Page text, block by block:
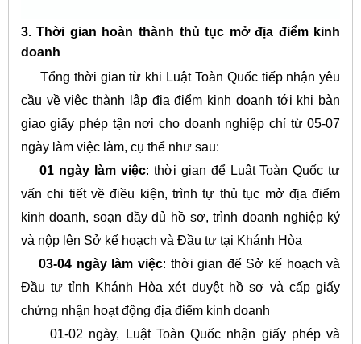
3. Thời gian hoàn thành thủ tục mở địa điểm kinh
doanh
Tổng thời gian từ khi Luật Toàn Quốc tiếp nhận yêu
cầu về việc thành lập địa điểm kinh doanh tới khi bàn
giao giấy phép tận nơi cho doanh nghiệp chỉ từ 05-07
ngày làm việc làm, cụ thể như sau:
01 ngày làm việc: thời gian để Luật Toàn Quốc tư
vấn chi tiết về điều kiện, trình tự thủ tục mở địa điểm
kinh doanh, soạn đầy đủ hồ sơ, trình doanh nghiệp ký
và nộp lên Sở kế hoạch và Đầu tư tại Khánh Hòa
03-04 ngày làm việc: thời gian để Sở kế hoạch và
Đầu tư tỉnh Khánh Hòa xét duyệt hồ sơ và cấp giấy
chứng nhận hoạt động địa điểm kinh doanh
01-02 ngày, Luật Toàn Quốc nhận giấy phép và